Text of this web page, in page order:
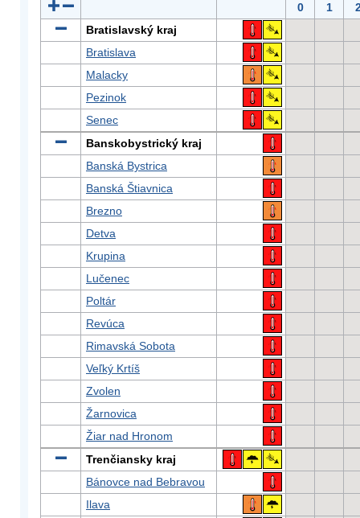
0
1
Bratislavský kraj
Bratislava
Malacky
Pezinok
Senec
Banskobystrický kraj
Banská Bystrica
Banská Štiavnica
Brezno
Detva
Krupina
Lučenec
Poltár
Revúca
Rimavská Sobota
Veľký Krtíš
Zvolen
Žarnovica
Žiar nad Hronom
Trenčiansky kraj
Bánovce nad Bebravou
Ilava